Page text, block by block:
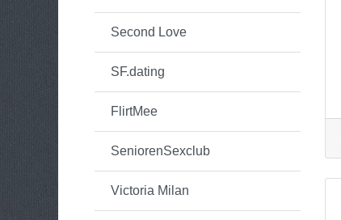
Second Love
SF.dating
FlirtMee
SeniorenSexclub
Victoria Milan